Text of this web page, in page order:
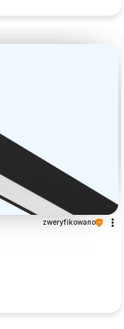
zweryfikowano